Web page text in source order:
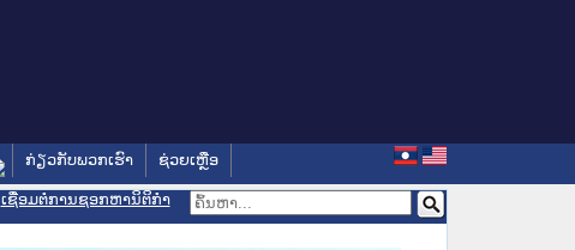
ກ່ຽວກັບພວກເຮົາ ຊ່ວຍເຫຼືອ
ເຊື່ອມຕໍ່ການຊອກຫານິຕິກຳ